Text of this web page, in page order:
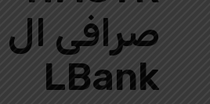
صرافی ال
LBank